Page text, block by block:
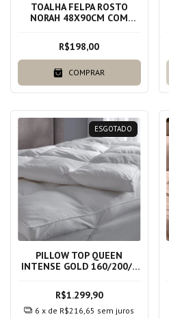
TOALHA FELPA ROSTO
NORAH 48X90CM COM
100% ALGODAO
R$198,00
COMPRAR
ESGOTADO
PILLOW TOP QUEEN
INTENSE GOLD 160/200/7
R$1.299,90
6 x de R$216,65 sem juros